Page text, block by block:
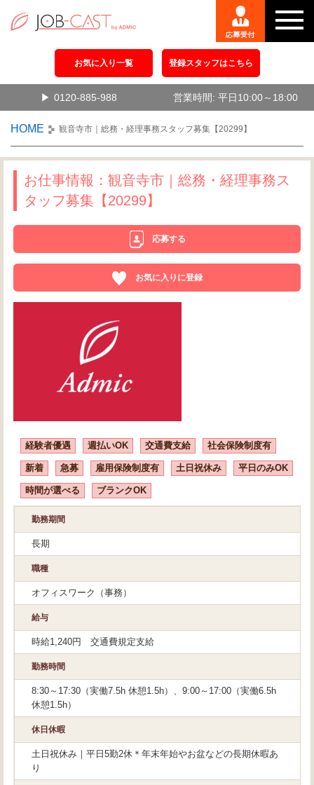
お気に入り一覧 登録スタッフはこちら
0120-885-988 営業時間: 平日10:00～18:00
HOME 観音寺市｜総務・経理事務スタッフ募集【20299】
お仕事情報：観音寺市｜総務・経理事務ス
タッフ募集【20299】
応募する
お気に入りに登録
経験者優遇 週払いOK 交通費支給 社会保険制度有
新着 急募 雇用保険制度有 土日祝休み 平日のみOK
時間が選べる ブランクOK
勤務期間
長期
職種
オフィスワーク（事務）
給与
時給1,240円 交通費規定支給
勤務時間
8:30～17:30（実働7.5h 休憩1.5h）、9:00～17:00（実働6.5h
休憩1.5h）
休日休暇
土日祝休み｜平日5勤2休＊年末年始やお盆などの長期休暇あ
り